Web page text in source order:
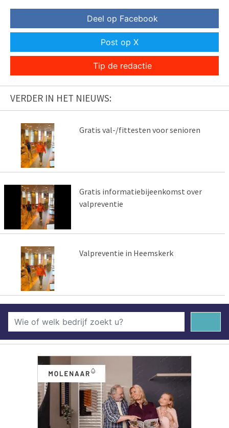
Deel op Facebook
Post op X
Tip de redactie
VERDER IN HET NIEUWS:
Gratis val-/fittesten voor senioren
Gratis informatiebijeenkomst over
valpreventie
Valpreventie in Heemskerk